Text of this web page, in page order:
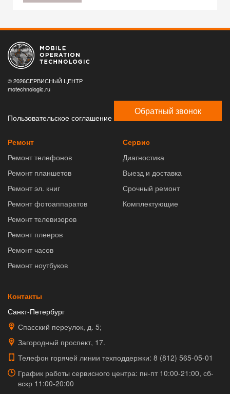
© 2026СЕРВИСНЫЙ ЦЕНТР
motechnologic.ru
Пользовательское соглашение
Обратный звонок
Ремонт
Ремонт телефонов
Ремонт планшетов
Ремонт эл. книг
Ремонт фотоаппаратов
Ремонт телевизоров
Ремонт плееров
Ремонт часов
Ремонт ноутбуков
Сервис
Диагностика
Выезд и доставка
Срочный ремонт
Комплектующие
Контакты
Санкт-Петербург
Спасский переулок, д. 5;
Загородный проспект, 17.
Телефон горячей линии техподдержки: 8 (812) 565-05-01
График работы сервисного центра: пн-пт 10:00-21:00, сб-
вскр 11:00-20:00